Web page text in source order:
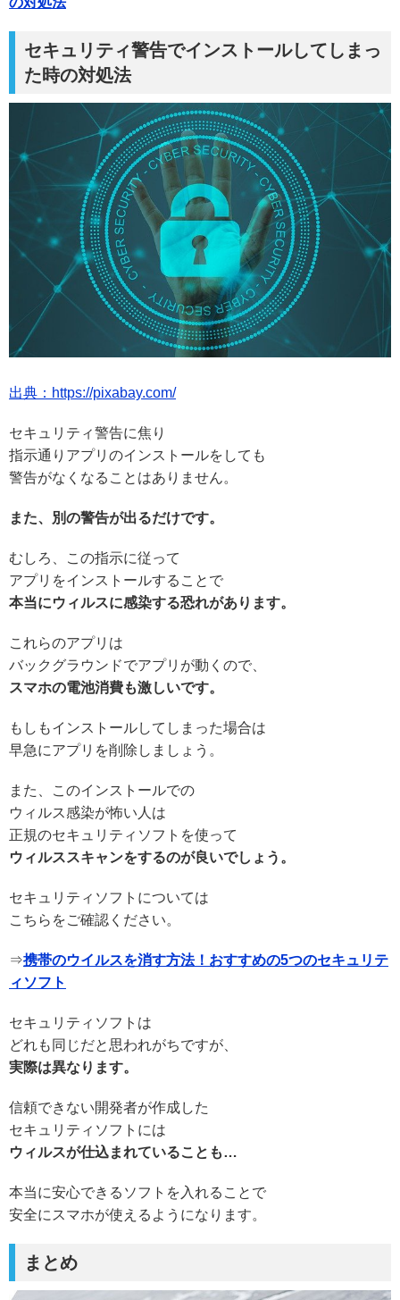
セキュリティ警告でインストールしてしまっ
た時の対処法
出典：https://pixabay.com/
セキュリティ警告に焦り
指示通りアプリのインストールをしても
警告がなくなることはありません。
また、別の警告が出るだけです。
むしろ、この指示に従って
アプリをインストールすることで
本当にウィルスに感染する恐れがあります。
これらのアプリは
バックグラウンドでアプリが動くので、
スマホの電池消費も激しいです。
もしもインストールしてしまった場合は
早急にアプリを削除しましょう。
また、このインストールでの
ウィルス感染が怖い人は
正規のセキュリティソフトを使って
ウィルススキャンをするのが良いでしょう。
セキュリティソフトについては
こちらをご確認ください。
⇒携帯のウイルスを消す方法！おすすめの5つのセキュリテ
ィソフト
セキュリティソフトは
どれも同じだと思われがちですが、
実際は異なります。
信頼できない開発者が作成した
セキュリティソフトには
ウィルスが仕込まれていることも…
本当に安心できるソフトを入れることで
安全にスマホが使えるようになります。
まとめ